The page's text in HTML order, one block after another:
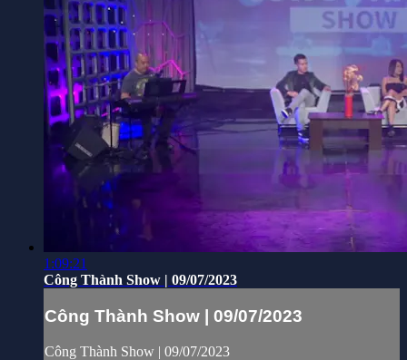
1:09:21
Công Thành Show | 09/07/2023
Công Thành Show | 09/07/2023
Công Thành Show | 09/07/2023